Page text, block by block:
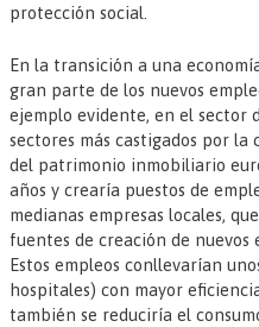
protección social.
En la transición a una
gran parte de los nuevos
ejemplo evidente, en el sector
sectores más castigados por la
del patrimonio inmobiliario
años y crearía puestos de
medianas empresas locales,
fuentes de creación de nuevos
Estos empleos conllevarían
hospitales) con mayor
también se reduciría el